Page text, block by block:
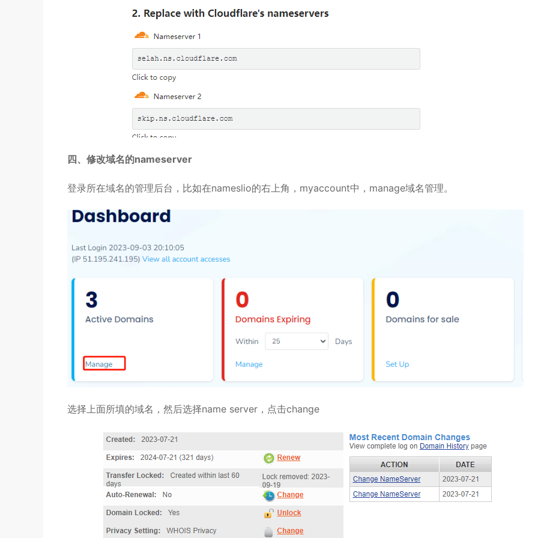
四、修改域名的nameserver
登录所在域名的管理后台，比如在nameslio的右上角，myaccount中，manage域名管理。
选择上面所填的域名，然后选择name server，点击change